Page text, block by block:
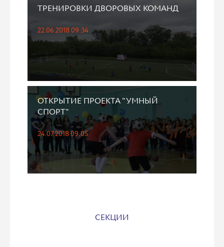
ТРЕНИРОВКИ ДВОРОВЫХ КОМАНД
22.06.2018 09:34
ОТКРЫТИЕ ПРОЕКТА "УМНЫЙ
СПОРТ"
24.07.2018 09:05
СЕКЦИИ